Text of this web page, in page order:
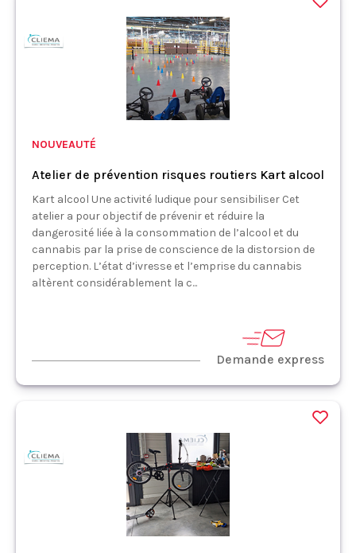
NOUVEAUTÉ
Atelier de prévention risques routiers Kart alcool
Kart alcool Une activité ludique pour sensibiliser Cet
atelier a pour objectif de prévenir et réduire la
dangerosité liée à la consommation de l’alcool et du
cannabis par la prise de conscience de la distorsion de
perception. L’état d’ivresse et l’emprise du cannabis
altèrent considérablement la c...
Demande express